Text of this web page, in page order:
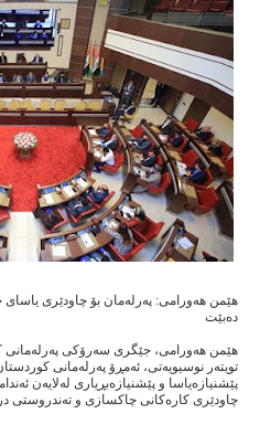
هێمن هەورامی: پەرلەمان بۆ چاودێری یاسای
دەبێت
هێمن هەورامی، جێگری سەرۆکی
تویتەر نوسیویەتی، ئەمڕۆ پەرلەمانی
پێشنیازه‌یاسا و پێشنیازه‌بڕیاری له‌لایه‌ن
چاودێری کارەکانی چاکسازی و تەندروستی